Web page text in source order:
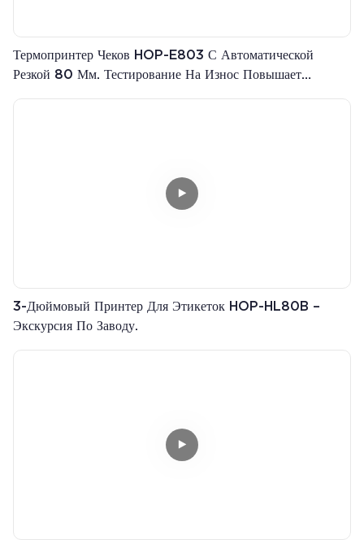
Термопринтер Чеков HOP-E803 С Автоматической
Резкой 80 Мм. Тестирование На Износ Повышает
3-Дюймовый Принтер Для Этикеток HOP-HL80B –
Экскурсия По Заводу.